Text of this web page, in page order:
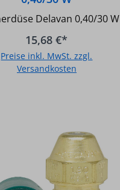
Delavan 0,40/30 W
15,68 €*
Preise inkl. MwSt. zzgl.
Versandkosten